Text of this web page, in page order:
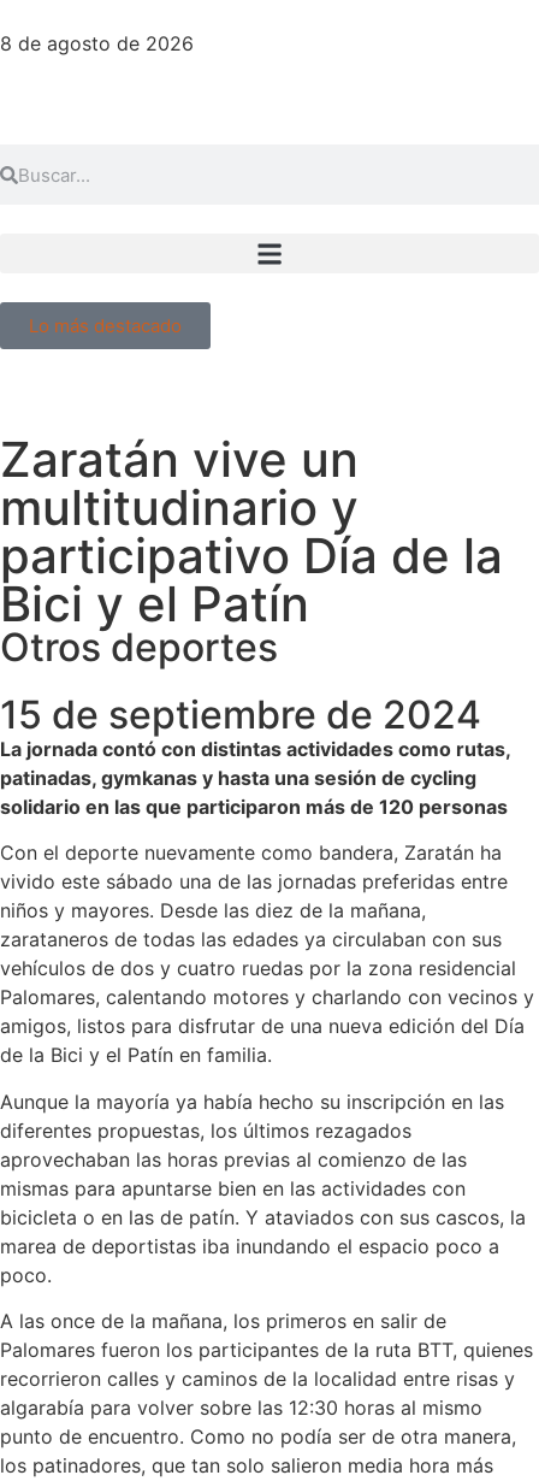
8 de agosto de 2026
Lo más destacado
Zaratán vive un
multitudinario y
participativo Día de la
Bici y el Patín
Otros deportes
15 de septiembre de 2024
La jornada contó con distintas actividades como rutas,
patinadas, gymkanas y hasta una sesión de cycling
solidario en las que participaron más de 120 personas
Con el deporte nuevamente como bandera, Zaratán ha
vivido este sábado una de las jornadas preferidas entre
niños y mayores. Desde las diez de la mañana,
zarataneros de todas las edades ya circulaban con sus
vehículos de dos y cuatro ruedas por la zona residencial
Palomares, calentando motores y charlando con vecinos y
amigos, listos para disfrutar de una nueva edición del Día
de la Bici y el Patín en familia.
Aunque la mayoría ya había hecho su inscripción en las
diferentes propuestas, los últimos rezagados
aprovechaban las horas previas al comienzo de las
mismas para apuntarse bien en las actividades con
bicicleta o en las de patín. Y ataviados con sus cascos, la
marea de deportistas iba inundando el espacio poco a
poco.
A las once de la mañana, los primeros en salir de
Palomares fueron los participantes de la ruta BTT, quienes
recorrieron calles y caminos de la localidad entre risas y
algarabía para volver sobre las 12:30 horas al mismo
punto de encuentro. Como no podía ser de otra manera,
los patinadores, que tan solo salieron media hora más